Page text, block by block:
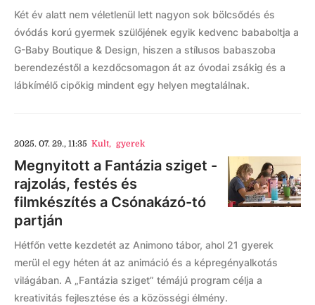
Két év alatt nem véletlenül lett nagyon sok bölcsődés és
óvódás korú gyermek szülőjének egyik kedvenc bababoltja a
G-Baby Boutique & Design, hiszen a stílusos babaszoba
berendezéstől a kezdőcsomagon át az óvodai zsákig és a
lábkímélő cipőkig mindent egy helyen megtalálnak.
2025. 07. 29., 11:35 Kult, gyerek
Megnyitott a Fantázia sziget -
rajzolás, festés és
filmkészítés a Csónakázó-tó
partján
Hétfőn vette kezdetét az Animono tábor, ahol 21 gyerek
merül el egy héten át az animáció és a képregényalkotás
világában. A „Fantázia sziget” témájú program célja a
kreativitás fejlesztése és a közösségi élmény.